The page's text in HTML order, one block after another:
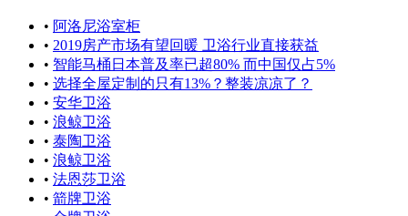
• 阿洛尼浴室柜
• 2019房产市场有望回暖 卫浴行业直接获益
• 智能马桶日本普及率已超80% 而中国仅占5%
• 选择全屋定制的只有13%？整装凉凉了？
• 安华卫浴
• 浪鲸卫浴
• 泰陶卫浴
• 浪鲸卫浴
• 法恩莎卫浴
• 箭牌卫浴